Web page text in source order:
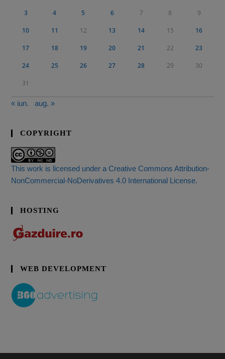
3 4 5 6 7 8 9
10 11 12 13 14 15 16
17 18 19 20 21 22 23
24 25 26 27 28 29 30
31
« iun. aug. »
COPYRIGHT
This work is licensed under a Creative Commons Attribution-
NonCommercial-NoDerivatives 4.0 International License.
HOSTING
WEB DEVELOPMENT